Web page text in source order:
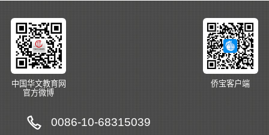
中国华文教育网
官方微博
侨宝客户端
0086-10-68315039